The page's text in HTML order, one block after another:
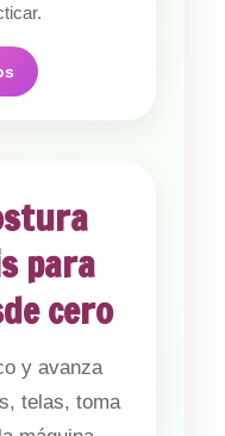
para
cero
y avanza
telas, toma